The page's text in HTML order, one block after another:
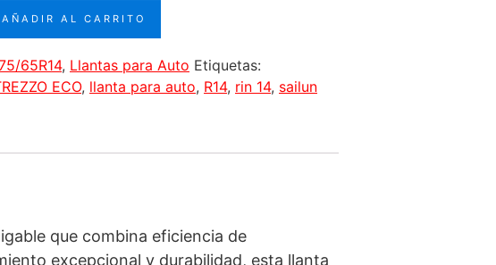
AÑADIR AL CARRITO
65R14, Llantas para Auto Etiquetas:
ECO, llanta para auto, R14, rin 14, sailun
que combina eficiencia de
excepcional y durabilidad, esta llanta